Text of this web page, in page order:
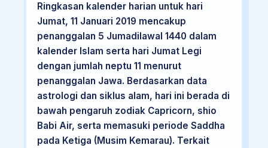
Ringkasan kalender harian untuk hari
Jumat, 11 Januari 2019 mencakup
penanggalan 5 Jumadilawal 1440 dalam
kalender Islam serta hari Jumat Legi
dengan jumlah neptu 11 menurut
penanggalan Jawa. Berdasarkan data
astrologi dan siklus alam, hari ini berada di
bawah pengaruh zodiak Capricorn, shio
Babi Air, serta memasuki periode Saddha
pada Ketiga (Musim Kemarau). Terkait